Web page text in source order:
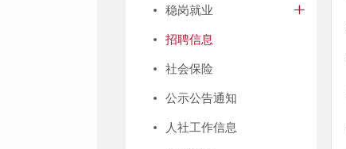
稳岗就业
招聘信息
社会保险
公示公告通知
人社工作信息